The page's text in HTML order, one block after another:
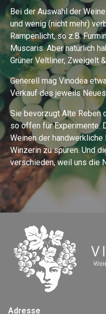
Bei der Auswahl der
und wenig (nicht mehr)
Rampenlicht, so z.B.
Muscaris. Aber natürlich
Grüner Veltliner, Zweigelt
Generell mag Vinodea
Verkauf des jeweils
Sie bevorzugt Alte Reben
so offen für Experimente.
Weinen der
Winzerin zu spüren. Und
verschieden, weil uns die
Adresse